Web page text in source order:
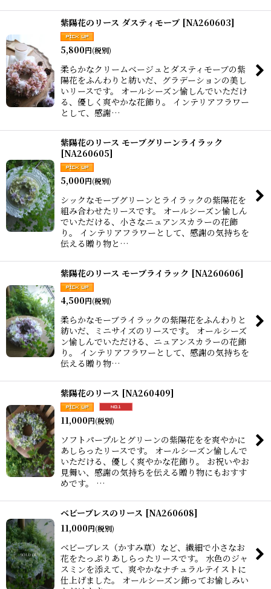
紫陽花のリース ダスティモーブ [NA260603]
5,800円(税別)
柔らかなクリームベージュとダスティモーブの紫
陽花をふんわりと紡いだ、グラデーションの美し
いリースです。 オールシーズン愉しんでいただけ
る、優しく爽やかな花飾り。 インテリアフラワー
として、感謝…
紫陽花のリース モーブグリーンライラック
[NA260605]
5,000円(税別)
シックなモーブグリーンとライラックの紫陽花を
組み合わせたリースです。 オールシーズン愉しん
でいただける、小さなニュアンスカラーの花飾
り。 インテリアフラワーとして、感謝の気持ちを
伝える贈り物と…
紫陽花のリース モーブライラック [NA260606]
4,500円(税別)
柔らかなモーブライラックの紫陽花をふんわりと
紡いだ、ミニサイズのリースです。 オールシーズ
ン愉しんでいただける、ニュアンスカラーの花飾
り。 インテリアフラワーとして、感謝の気持ちを
伝える贈り物…
紫陽花のリース [NA260409]
11,000円(税別)
ソフトパープルとグリーンの紫陽花をを爽やかに
あしらったリースです。 オールシーズン愉しんで
いただける、優しく爽やかな花飾り。 お祝いやお
見舞い、感謝の気持ちを伝える贈り物にもおすす
めです。 …
ベビーブレスのリース [NA260608]
11,000円(税別)
ベビーブレス（かすみ草）など、繊細で小さなお
花をたっぷりあしらったリースです。 水色のジャ
スミンを添えて、爽やかなナチュラルテイストに
仕上げました。 オールシーズン飾ってお愉しみい